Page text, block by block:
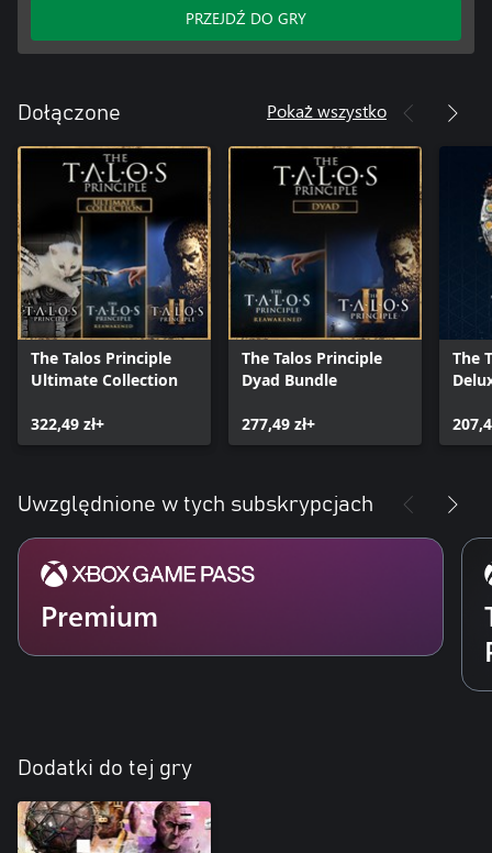
PRZEJDŹ DO GRY
Dołączone Pokaż wszystko
The Talos Principle
Ultimate Collection
322,49 zł+
The Talos Principle
Dyad Bundle
277,49 zł+
The
Uwzględnione w tych subskrypcjach
Premium
Dodatki do tej gry